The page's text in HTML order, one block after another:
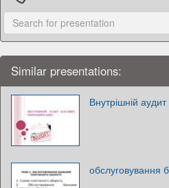
Similar presentations:
Внутрішній
обслуговування